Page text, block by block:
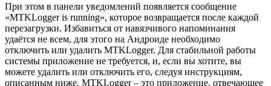
При этом в панели уведомлений появляется сообщение
«MTKLogger is running», которое возвращается после каждой
перезагрузки. Избавиться от навязчивого напоминания
удаётся не всем, для этого на Андроиде необходимо
отключить или удалить MTKLogger. Для стабильной работы
системы приложение не требуется, и, если вы хотите, вы
можете удалить или отключить его, следуя инструкциям,
описанным ниже. MTKLogger – это приложение, отвечающее